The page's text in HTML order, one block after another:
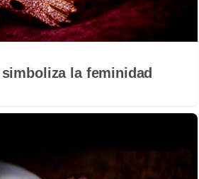
la feminidad